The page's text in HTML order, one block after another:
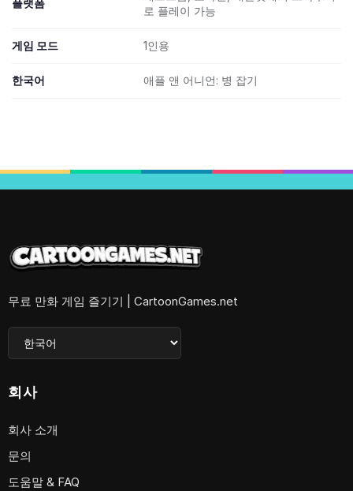
플랫폼
로 플레이 가능
게임 모드 1인용
한국어 애플 앤 어니언: 병 잡기
무료 만화 게임 즐기기 | CartoonGames.net
회사
회사 소개
문의
도움말 & FAQ